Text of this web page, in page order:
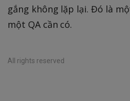
gắng không lặp lại. Đó là
một QA cần có.
All rights reserved